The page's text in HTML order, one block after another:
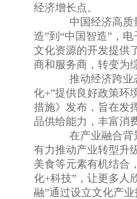
经济增长点。
中国经济高质量
造”到“中国智造”，
文化资源的开发提供
商和服务商，转变为
推动经济跨业态
化+”提供良好政策环
措施》发布，旨在发
品供给能力，丰富消
在产业融合背景
有力推动产业转型升
美食等元素有机结合
化+科技”，让更多人
融”通过设立文化产